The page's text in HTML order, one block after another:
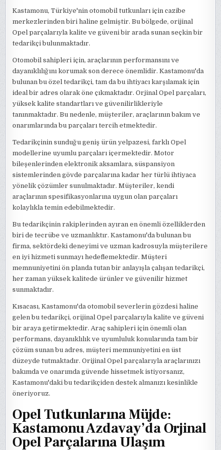
Kastamonu, Türkiye'nin otomobil tutkunları için cazibe
merkezlerinden biri haline gelmiştir. Bu bölgede, orijinal
Opel parçalarıyla kalite ve güveni bir arada sunan seçkin bir
tedarikçi bulunmaktadır.
Otomobil sahipleri için, araçlarının performansını ve
dayanıklılığını korumak son derece önemlidir. Kastamonu'da
bulunan bu özel tedarikçi, tam da bu ihtiyacı karşılamak için
ideal bir adres olarak öne çıkmaktadır. Orjinal Opel parçaları,
yüksek kalite standartları ve güvenilirlikleriyle
tanınmaktadır. Bu nedenle, müşteriler, araçlarının bakım ve
onarımlarında bu parçaları tercih etmektedir.
Tedarikçinin sunduğu geniş ürün yelpazesi, farklı Opel
modellerine uyumlu parçaları içermektedir. Motor
bileşenlerinden elektronik aksamlara, süspansiyon
sistemlerinden gövde parçalarına kadar her türlü ihtiyaca
yönelik çözümler sunulmaktadır. Müşteriler, kendi
araçlarının spesifikasyonlarına uygun olan parçaları
kolaylıkla temin edebilmektedir.
Bu tedarikçinin rakiplerinden ayıran en önemli özelliklerden
biri de tecrübe ve uzmanlıktır. Kastamonu'da bulunan bu
firma, sektördeki deneyimi ve uzman kadrosuyla müşterilere
en iyi hizmeti sunmayı hedeflemektedir. Müşteri
memnuniyetini ön planda tutan bir anlayışla çalışan tedarikçi,
her zaman yüksek kalitede ürünler ve güvenilir hizmet
sunmaktadır.
Kısacası, Kastamonu'da otomobil severlerin gözdesi haline
gelen bu tedarikçi, orijinal Opel parçalarıyla kalite ve güveni
bir araya getirmektedir. Araç sahipleri için önemli olan
performans, dayanıklılık ve uyumluluk konularında tam bir
çözüm sunan bu adres, müşteri memnuniyetini en üst
düzeyde tutmaktadır. Orijinal Opel parçalarıyla araçlarınızı
bakımda ve onarımda güvende hissetmek istiyorsanız,
Kastamonu'daki bu tedarikçiden destek almanızı kesinlikle
öneriyoruz.
Opel Tutkunlarına Müjde:
Kastamonu Azdavay’da Orjinal
Opel Parçalarına Ulaşım